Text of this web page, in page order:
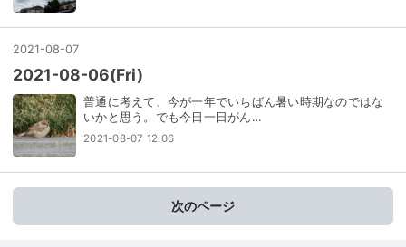
2021-08-07
2021-08-06(Fri)
普通に考えて、今が一年でいちばん暑い時期なのではな
いかと思う。でも今日一日がん…
2021-08-07 12:06
次のページ